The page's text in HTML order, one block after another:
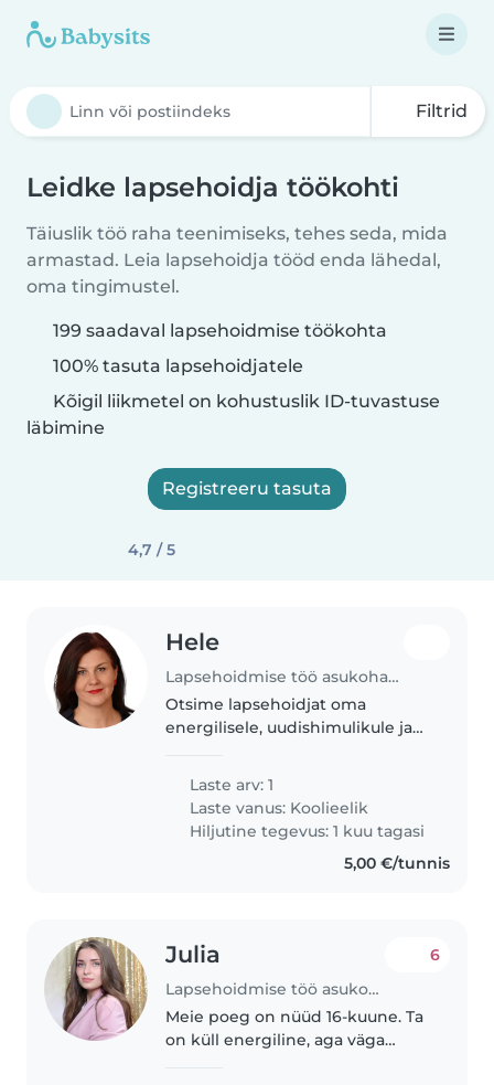
Filtrid
Leidke lapsehoidja töökohti
Täiuslik töö raha teenimiseks, tehes seda, mida
armastad. Leia lapsehoidja tööd enda lähedal,
oma tingimustel.
199 saadaval lapsehoidmise töökohta
100% tasuta lapsehoidjatele
Kõigil liikmetel on kohustuslik ID-tuvastuse
läbimine
Registreeru tasuta
4,7 / 5
Hele
Lapsehoidmise töö asukohas Kiili
Otsime lapsehoidjat oma
energilisele, uudishimulikule ja
tavaliselt lapsehoiu kogemus ja
teadmised erivajadustega
lastest,..
Laste arv: 1
Laste vanus: Koolieelik
Hiljutine tegevus: 1 kuu tagasi
5,00 €/tunnis
Julia
Lapsehoidmise töö asukohas Tartu
6
Meie poeg on nüüd 16-kuune. Ta
on küll energiline, aga väga